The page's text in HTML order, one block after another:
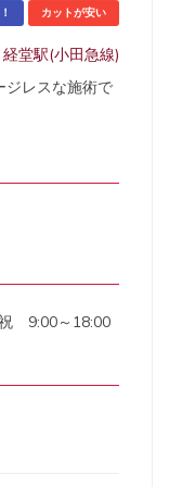
カットが安い
経堂駅(小田急線)
ジレスな施術で
9:00～18:00